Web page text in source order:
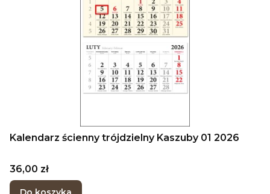
Kalendarz ścienny trójdzielny Kaszuby 01 2026
Cena
36,00 zł